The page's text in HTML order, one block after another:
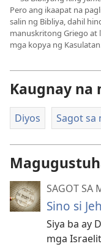
Pero ang ikaapat na
salin ng Bibliya, dahil
manuskritong Griego at
mga kopya ng
Kaugnay na
Diyos Sagot sa
SAGOT SA
Sino si
Siya ba ay
mga